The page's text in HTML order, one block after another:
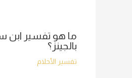
ما هو تفسير ابن
بالجينز؟
تفسير الأحلام